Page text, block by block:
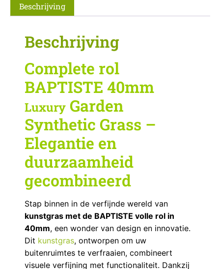
Beschrijving
Beschrijving
Complete rol
BAPTISTE 40mm
Luxury Garden
Synthetic Grass –
Elegantie en
duurzaamheid
gecombineerd
Stap binnen in de verfijnde wereld van
kunstgras met de BAPTISTE volle rol in
40mm, een wonder van design en innovatie.
Dit kunstgras, ontworpen om uw
buitenruimtes te verfraaien, combineert
visuele verfijning met functionaliteit. Dankzij